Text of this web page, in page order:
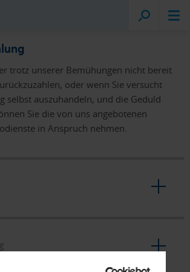
trotz unserer Bemühungen nicht bereit
oder wenn Sie versucht
selbst auszuhandeln, und die Geduld
Sie die von uns angebotenen
in Anspruch nehmen.